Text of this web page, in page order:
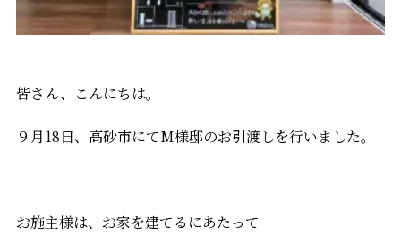
皆さん、こんにちは。
９月18日、高砂市にてM様邸のお引渡しを行いました。
お施主様は、お家を建てるにあたって